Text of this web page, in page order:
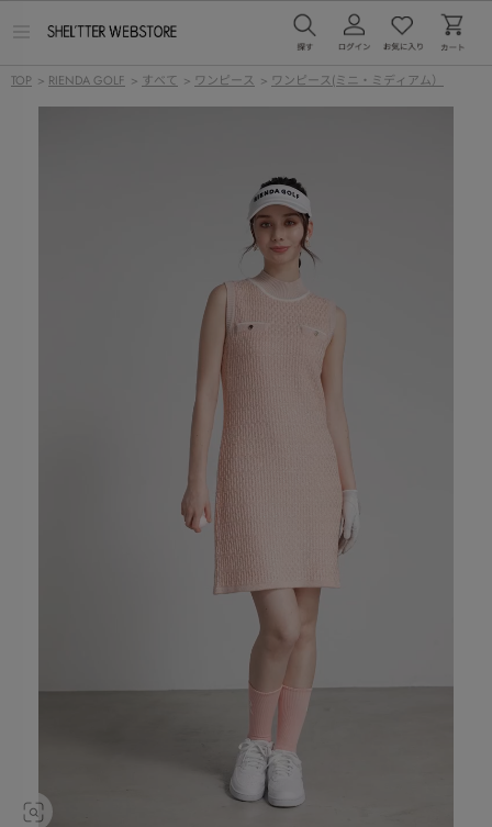
ー
TOP > RIENDA GOLF > すべて > ワンピース > ワンピース(ミニ・ミディアム）